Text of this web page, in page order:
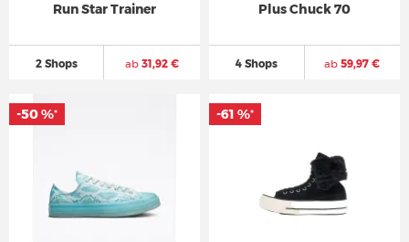
Run Star Trainer
2 Shops ab31,92 €
Plus Chuck 70
4 Shops ab 59,97 €
-50 %* -61 %*